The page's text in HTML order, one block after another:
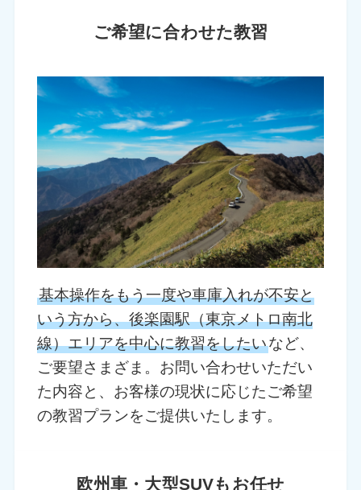
ご希望に合わせた教習
基本操作をもう一度や車庫入れが不安と
いう方から、後楽園駅（東京メトロ南北
線）エリアを中心に教習をしたいなど、
ご要望さまざま。お問い合わせいただい
た内容と、お客様の現状に応じたご希望
の教習プランをご提供いたします。
欧州車・大型SUVもお任せ